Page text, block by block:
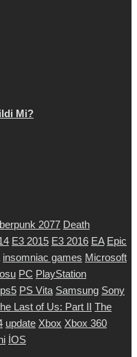
Mi?
2077 Death
E3 2015 E3 2016 EA Epic
insomniac games Microsoft
PC PlayStation
ps5 PS Vita Samsung Sony
Last of Us: Part II The
update Xbox Xbox 360
İOS